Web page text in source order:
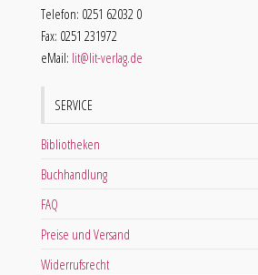
Telefon: 0251 62032 0
Fax: 0251 231972
eMail: lit@lit-verlag.de
SERVICE
Bibliotheken
Buchhandlung
FAQ
Preise und Versand
Widerrufsrecht